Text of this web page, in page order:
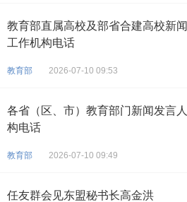
教育部直属高校及部省合建高校新
工作机构电话
教育部 2026-07-10 09:53
各省（区、市）教育部门新闻发言
构电话
教育部 2026-07-10 09:49
任友群会见东盟秘书长高金洪